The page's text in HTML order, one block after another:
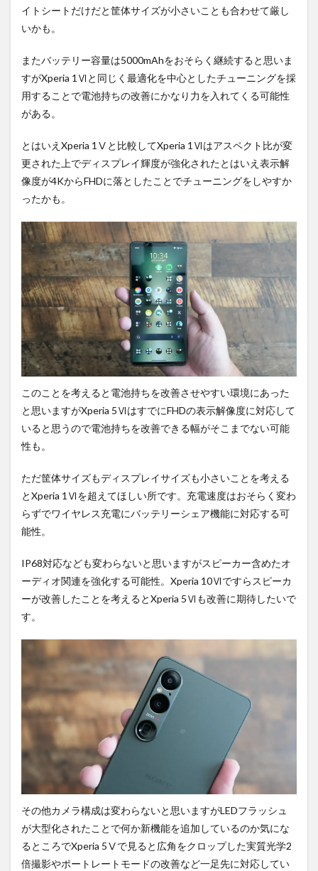
イトシートだけだと筐体サイズが小さいことも合わせて厳し
いかも。
またバッテリー容量は5000mAhをおそらく継続すると思いま
すがXperia 1Ⅵと同じく最適化を中心としたチューニングを採
用することで電池持ちの改善にかなり力を入れてくる可能性
がある。
とはいえXperia 1Ⅴと比較してXperia 1Ⅵはアスペクト比が変
更された上でディスプレイ輝度が強化されたとはいえ表示解
像度が4KからFHDに落としたことでチューニングをしやすか
ったかも。
このことを考えると電池持ちを改善させやすい環境にあった
と思いますがXperia 5ⅥはすでにFHDの表示解像度に対応して
いると思うので電池持ちを改善できる幅がそこまでない可能
性も。
ただ筐体サイズもディスプレイサイズも小さいことを考える
とXperia 1Ⅵを超えてほしい所です。充電速度はおそらく変わ
らずでワイヤレス充電にバッテリーシェア機能に対応する可
能性。
IP68対応なども変わらないと思いますがスピーカー含めたオ
ーディオ関連を強化する可能性。Xperia 10Ⅵですらスピーカ
ーが改善したことを考えるとXperia 5Ⅵも改善に期待したいで
す。
その他カメラ構成は変わらないと思いますがLEDフラッシュ
が大型化されたことで何か新機能を追加しているのか気にな
るところでXperia 5Ⅴで見ると広角をクロップした実質光学2
倍撮影やポートレートモードの改善など一足先に対応してい